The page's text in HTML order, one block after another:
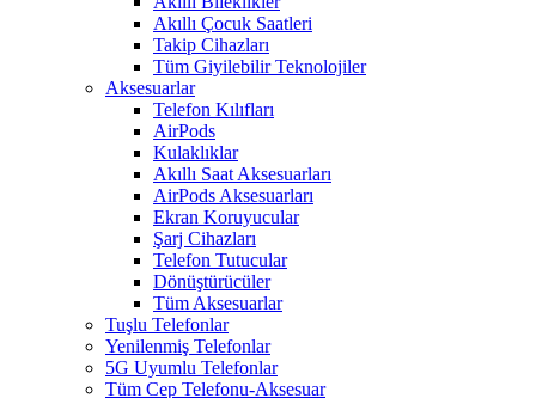
Akıllı Çocuk Saatleri
Takip Cihazları
Tüm Giyilebilir Teknolojiler
Aksesuarlar
Telefon Kılıfları
AirPods
Kulaklıklar
Akıllı Saat Aksesuarları
AirPods Aksesuarları
Ekran Koruyucular
Şarj Cihazları
Telefon Tutucular
Dönüştürücüler
Tüm Aksesuarlar
Tuşlu Telefonlar
Yenilenmiş Telefonlar
5G Uyumlu Telefonlar
Tüm Cep Telefonu-Aksesuar